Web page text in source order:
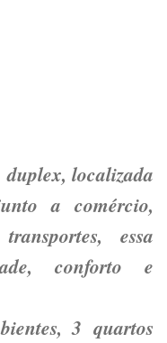
localizada
a comércio,
essa
conforto e
3 quartos